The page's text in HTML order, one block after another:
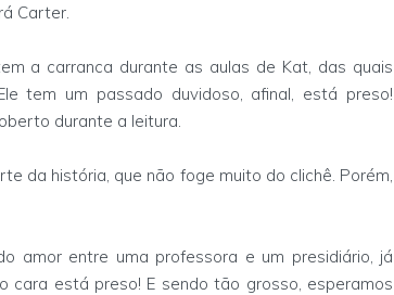
Carter.
a carranca durante as aulas de Kat, das quais
tem um passado duvidoso, afinal, está preso!
durante a leitura.
da história, que não foge muito do clichê. Porém,
amor entre uma professora e um presidiário, já
cara está preso! E sendo tão grosso, esperamos